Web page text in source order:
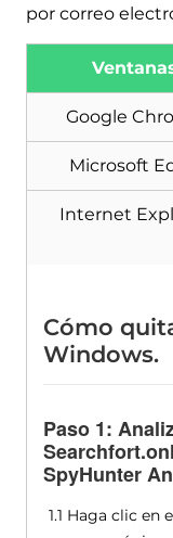
por correo
Google
Microsoft
Internet
Cómo
Windows.
Paso 1:
SpyHunter
1.1 Haga clic en